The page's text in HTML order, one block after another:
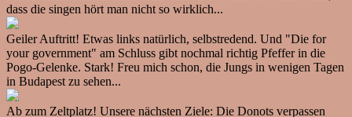
dass die singen hört man nicht so wirklich...
Geiler Auftritt! Etwas links natürlich, selbstredend. Und "Die for
your government" am Schluss gibt nochmal richtig Pfeffer in die
Pogo-Gelenke. Stark! Freu mich schon, die Jungs in wenigen Tagen
in Budapest zu sehen...
Ab zum Zeltplatz! Unsere nächsten Ziele: Die Donots verpassen